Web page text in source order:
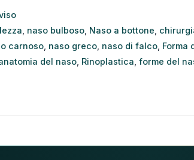
naso bulboso Naso a bottone
carnoso naso greco naso di falco Forma
del naso Rinoplastica forme del